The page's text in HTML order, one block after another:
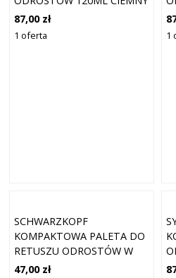
BRĄZ
87,00 zł
1 oferta 1
SCHWARZKOPF
KOMPAKTOWA PALETA DO
RETUSZU ODROSTÓW W
KOLORZE CZARNYM
47,00 zł